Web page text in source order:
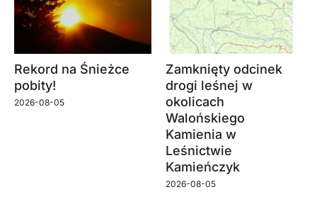
Rekord na Śnieżce
pobity!
2026-08-05
Zamknięty odcinek
drogi leśnej w
okolicach
Walońskiego
Kamienia w
Leśnictwie
Kamieńczyk
2026-08-05